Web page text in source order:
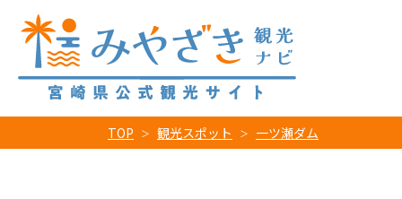
TOP 観光スポット 一ツ瀬ダム